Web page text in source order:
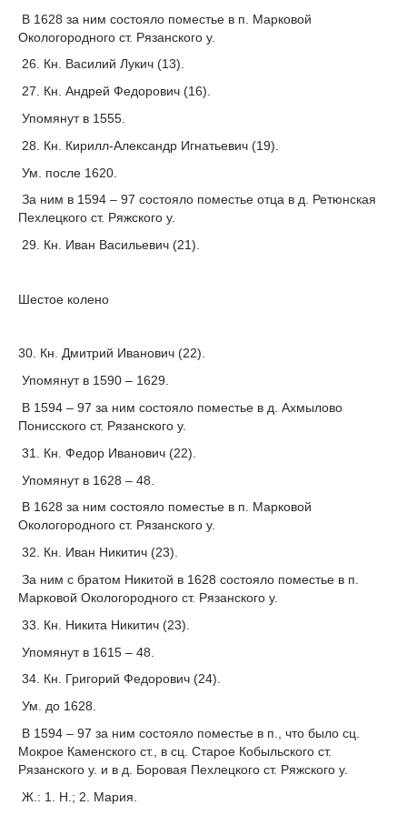
В 1628 за ним состояло поместье в п. Марковой
Окологородного ст. Рязанского у.
26. Кн. Василий Лукич (13).
27. Кн. Андрей Федорович (16).
Упомянут в 1555.
28. Кн. Кирилл-Александр Игнатьевич (19).
Ум. после 1620.
За ним в 1594 – 97 состояло поместье отца в д. Ретюнская
Пехлецкого ст. Ряжского у.
29. Кн. Иван Васильевич (21).
Шестое колено
30. Кн. Дмитрий Иванович (22).
Упомянут в 1590 – 1629.
В 1594 – 97 за ним состояло поместье в д. Ахмылово
Понисского ст. Рязанского у.
31. Кн. Федор Иванович (22).
Упомянут в 1628 – 48.
В 1628 за ним состояло поместье в п. Марковой
Окологородного ст. Рязанского у.
32. Кн. Иван Никитич (23).
За ним с братом Никитой в 1628 состояло поместье в п.
Марковой Окологородного ст. Рязанского у.
33. Кн. Никита Никитич (23).
Упомянут в 1615 – 48.
34. Кн. Григорий Федорович (24).
Ум. до 1628.
В 1594 – 97 за ним состояло поместье в п., что было сц.
Мокрое Каменского ст., в сц. Старое Кобыльского ст.
Рязанского у. и в д. Боровая Пехлецкого ст. Ряжского у.
Ж.: 1. Н.; 2. Мария.